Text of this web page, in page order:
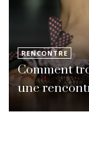
RENCONTRE
Comment
une